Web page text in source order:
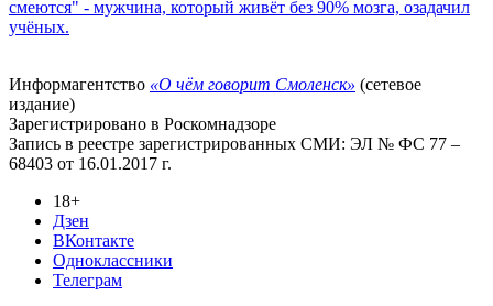
смеются" - мужчина, который живёт без 90% мозга, озадачил
учёных.
Информагентство «О чём говорит Смоленск» (сетевое
издание)
Зарегистрировано в Роскомнадзоре
Запись в реестре зарегистрированных СМИ: ЭЛ № ФС 77 –
68403 от 16.01.2017 г.
18+
Дзен
ВКонтакте
Одноклассники
Телеграм